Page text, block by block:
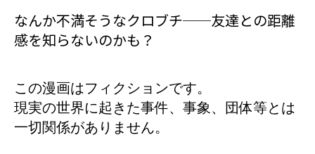
なんか不満そうなクロブチ──友達との距離
感を知らないのかも？
この漫画はフィクションです。
現実の世界に起きた事件、事象、団体等とは
一切関係がありません。